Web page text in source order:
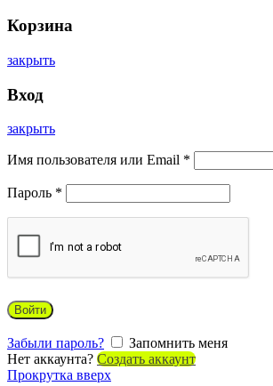
Корзина
закрыть
Вход
закрыть
Имя пользователя или Email *
Пароль *
Войти
Забыли пароль?
Запомнить меня
Нет аккаунта? Создать аккаунт
Прокрутка вверх